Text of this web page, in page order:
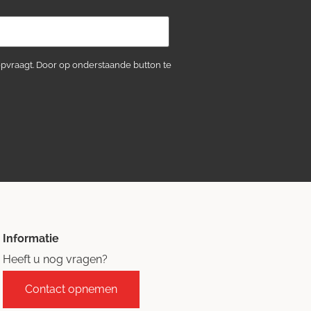
Door op onderstaande button te
Informatie
Heeft u nog vragen?
Contact opnemen